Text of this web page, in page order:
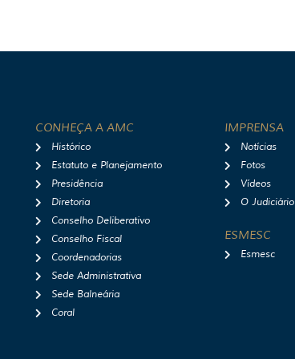
CONHEÇA A AMC
Histórico
Estatuto e Planejamento
Presidência
Diretoria
Conselho Deliberativo
Conselho Fiscal
Coordenadorias
Sede Administrativa
Sede Balneária
Coral
IMPRENSA
Notícias
Fotos
Vídeos
O Judiciário
ESMESC
Esmesc